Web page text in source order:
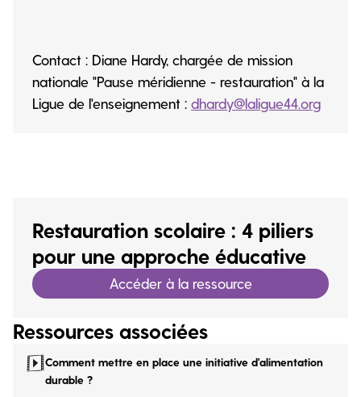
Contact : Diane Hardy, chargée de mission
nationale "Pause méridienne - restauration" à la
Ligue de l'enseignement : dhardy@laligue44.org
Restauration scolaire : 4 piliers
pour une approche éducative
Accéder à la ressource
Ressources associées
Comment mettre en place une initiative d'alimentation
durable ?